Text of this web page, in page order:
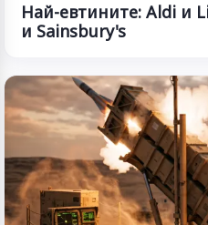
Най-евтините: Aldi и
и Sainsbury's